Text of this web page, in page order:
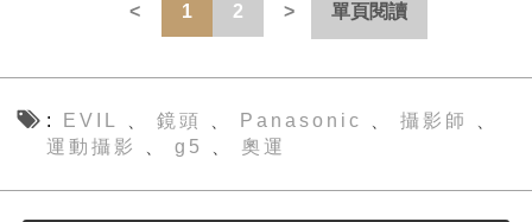
1 2 單頁閱讀
EVIL 、 鏡頭 、 Panasonic 、 攝影師 、
運動攝影 、g5 、 奧運